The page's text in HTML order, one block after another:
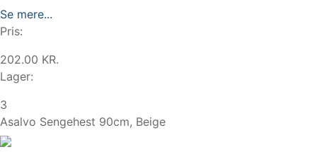
Se mere...
Pris:
202.00 KR.
Lager:
3
Asalvo Sengehest 90cm, Beige